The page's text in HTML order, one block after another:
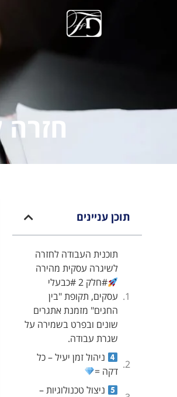
חזרה
תוכן עניינים
תוכנית העבודה לחזרה
לשיגרה עסקית מהירה
#חלק 2 #כבעלי
עסקים, תקופת "בין
החגים" מזמנת אתגרים
שונים ובפרט בשמירה על
שגרת עבודה.
ניהול זמן יעיל – כל
דקה =
ניצול טכנולוגיות –